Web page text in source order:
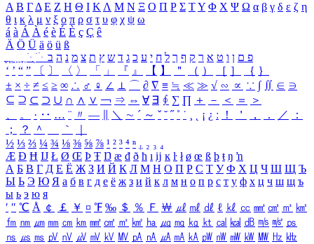
Α Β ΓΔ Ε Ζ Η Θ Ι ΚΛ Μ Ν Ξ Ο Π Ρ Σ ΤΥ Φ Χ Ψ Ω α β γ δ ε ζ η
θ ι κ λ μ ν ξ ο π ρ σ τ υ φ χ ψ ω
á à Á À é è É È ç Ç ê
Ä Ö Ü ä ö ü ß
ִֶֹ ֻּ ׁׂ פ ם ן ו ט א ר ק ף ך ל ח י ע כ ג ד ש ץ ת צ מ נ ה ב
‘ ’ “ ” 〔 〕 〈 〉 「 」 『 』 【 】 ＂ （ ） ［ ］ ｛ ｝
± × ÷ ≠ ≤ ≥ ∞ ∴ ♂ ♀ ∠ ⊥ ⌒ ∂ ∇ ≡ ≒ ≪ ≫ √ ∽ ∝ ∵ ∫ ∬ ∈ ∋
⊆ ⊇ ⊂ ⊃ ∪ ∩ ∧ ∨ ￢ ⇒ ⇔ ∀ ∃ ∮ ∑ ∏ ＋ － ＜ ＝
＞
、
。 · ‥ … ¨ 〃 ― ＼ ∼ ´ ～ ˇ ˘ ˝ ˚ ˙ ¸ ¡ ¿ ː ！ ＇ ， ． ／
：
；
？ ＾ ｀
½ ⅓ ⅔ ¼ ¾ ⅛ ⅜ ⅝ ⅞ ¹ ² ³ ⁴ ⁿ ₁ ₂ ₃ ₄
Æ Ð Ħ Ĳ Ł Ø Œ Þ Ŧ Ŋ æ đ ð ħ ı ĳ ĸ ŀ ł ø œ ß þ ŧ ŋ ŉ
А Б В Г Д Е Ё Ж З И Й К Л М Н О П Р С Т У Ф Х Ц Ч Ш Щ Ъ
Ы Ь Э Ю Я а б в г д е ё ж з и й к л м н о п р с т у ф х ц ч ш щ ъ
ы ь э ю я
′ ″ ℃ Å ￠ ￡ ￥ ¤ ℉ ‰ ＄ ％ Ｆ ￦ ㎕ ㎖ ㎗ ℓ ㎘ ㏄ ㎣ ㎤ ㎥ ㎦
㎙ ㎚ ㎛ ㎜ ㎝ ㎞ ㎟ ㎠ ㎡ ㎢ ㏊ ㎍ ㎎ ㎏ ㏏ ㎈ ㎉ ㏈ ㎧ ㎨ ㎰
㎱ ㎲ ㎳ ㎴ ㎵ ㎶ ㎷ ㎸ ㎹ ㎀ ㎁ ㎂ ㎃ ㎄ ㎺ ㎻ ㎽ ㎾ ㎿ ㎐ ㎑